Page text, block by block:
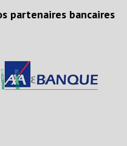
partenaires bancaires